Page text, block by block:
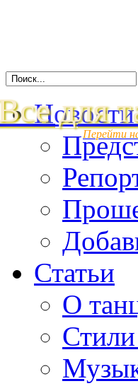
для
Перейти
Новости
Статьи
О